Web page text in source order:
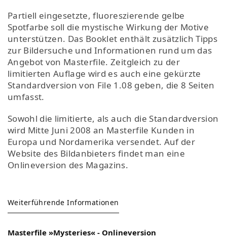
Partiell eingesetzte, fluoreszierende gelbe
Spotfarbe soll die mystische Wirkung der Motive
unterstützen. Das Booklet enthält zusätzlich Tipps
zur Bildersuche und Informationen rund um das
Angebot von Masterfile. Zeitgleich zu der
limitierten Auflage wird es auch eine gekürzte
Standardversion von File 1.08 geben, die 8 Seiten
umfasst.
Sowohl die limitierte, als auch die Standardversion
wird Mitte Juni 2008 an Masterfile Kunden in
Europa und Nordamerika versendet. Auf der
Website des Bildanbieters findet man eine
Onlineversion des Magazins.
Weiterführende Informationen
Masterfile »Mysteries« - Onlineversion